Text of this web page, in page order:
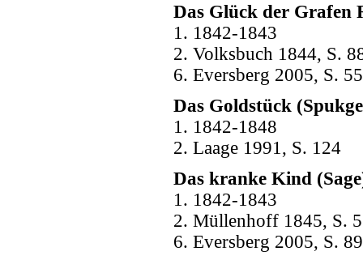
Das Glück der Grafen
1. 1842-1843
2. Volksbuch 1844, S.
6. Eversberg 2005, S. 55
Das Goldstück
1. 1842-1848
2. Laage 1991, S. 124
Das kranke Kind
1. 1842-1843
2. Müllenhoff 1845, S.
6. Eversberg 2005, S. 89